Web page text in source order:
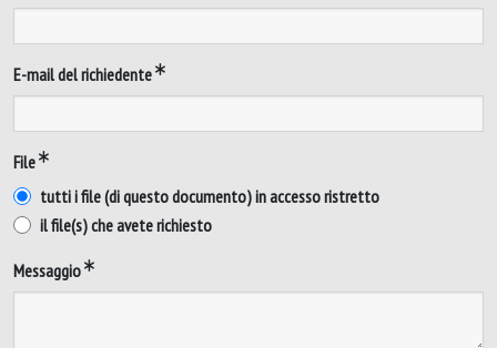
E-mail del richiedente
File
tutti i file (di questo documento) in accesso ristretto
il file(s) che avete richiesto
Messaggio